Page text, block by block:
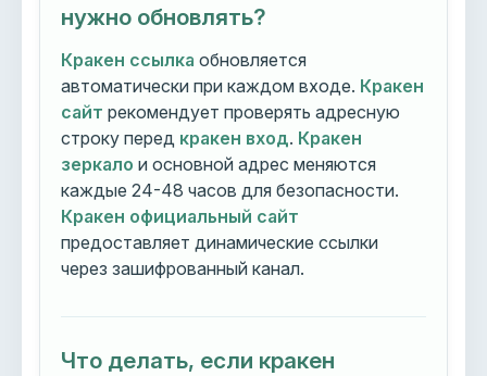
нужно обновлять?
Кракен ссылка обновляется
автоматически при каждом входе. Кракен
сайт рекомендует проверять адресную
строку перед кракен вход. Кракен
зеркало и основной адрес меняются
каждые 24-48 часов для безопасности.
Кракен официальный сайт
предоставляет динамические ссылки
через зашифрованный канал.
Что делать, если кракен